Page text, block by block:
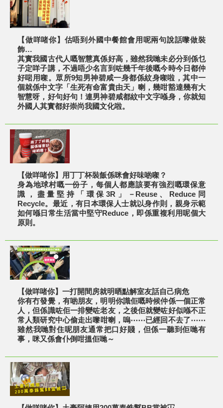
【做咩啫你】估唔到外國中餐館會用呢兩句說話嚟做裝
飾…
其實我國古代人嘅智慧真係好高，雖然我哋未必分到係乜
子定咩子講，不過唔少名言到咗幾千年後嘅今時今日都仲
好啱用㗎。眾所9知男神碧咸一身都係紋身㗎啦，其中一
個就係中文字「生死有命富貴由天」喇，幾咁豁達幾有大
智慧呀，好句好句！連男神碧咸都紋中文字喺身，你就知
外國人其實都好崇尚我國文化啦。
【做咩啫你】用丁丁杯裝飯係咪會好味啲㗎？
身為地球村嘅一份子，每個人都應該要有強烈嘅環保意
識，盡量堅持「環保3R」－Reuse、Reduce同
Recycle。最近，有日本環保人士就以身作則，親身示範
如何喺日常生活當中堅守Reduce，即係重複利用呢個大
原則。
【做咩啫你】一打開間房就明晒點解室友話自己病危
你有冇發覺，有啲朋友，明明你識佢嘅時候仲係一個正常
人，但係識咗佢一排變咗老友，之後佢就變咗好似喺不正
常人類研究中心偷走出嚟咁喇，嗚⋯⋯已經回不去了⋯⋯
雖然我哋對住呢朋友通常把口好賤，但係一聽到佢哋有
事，咪又係會仆倒咁搵佢哋～